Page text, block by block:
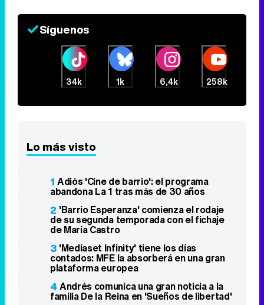
Síguenos
34k 1k 6,4k 258k
Lo más visto
1 Adiós 'Cine de barrio': el programa
abandona La 1 tras más de 30 años
2 'Barrio Esperanza' comienza el rodaje
de su segunda temporada con el fichaje
de María Castro
3 'Mediaset Infinity' tiene los días
contados: MFE la absorberá en una gran
plataforma europea
4Andrés comunica una gran noticia a la
familia De la Reina en 'Sueños de libertad'